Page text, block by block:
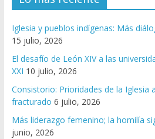
Iglesia y pueblos indígenas: Más
15 julio, 2026
El desafío de León XIV a las
XXI 10 julio, 2026
Consistorio: Prioridades de la Iglesia
fracturado 6 julio, 2026
Más liderazgo femenino; la homilía
junio, 2026